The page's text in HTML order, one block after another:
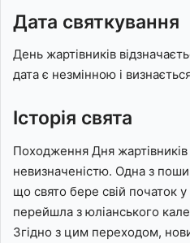
Дата святкування
День жартівників
дата є незмінною і
Історія свята
Походження Дня
невизначеністю. Одна з
що свято бере свій початок
перейшла з юліанського
Згідно з цим переходом,